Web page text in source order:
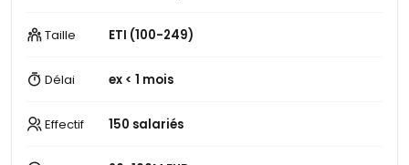
Taille ETI (100-249)
Délai ex < 1 mois
Effectif 150 salariés